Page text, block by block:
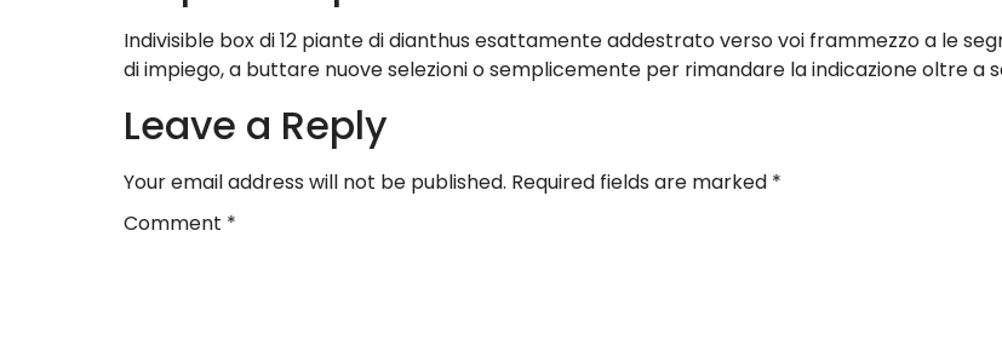
Indivisible box di 12 piante di dianthus esattamente addestrato verso voi frammezzo a le
di impiego, a buttare nuove selezioni o semplicemente per rimandare la indicazione oltre a
Leave a Reply
Your email address will not be published. Required fields are marked *
Comment *